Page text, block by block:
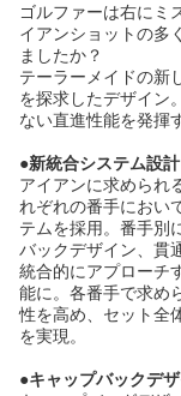
ゴルファーは右にミ
イアンショットの多
ましたか？
テーラーメイドの新
を探求したデザイン
ない直進性能を発揮
●新統合システム設計
アイアンに求められ
れぞれの番手におい
テムを採用。番手別
バックデザイン、貫
統合的にアプローチ
能に。各番手で求め
性を高め、セット全
を実現。
●キャップバックデ